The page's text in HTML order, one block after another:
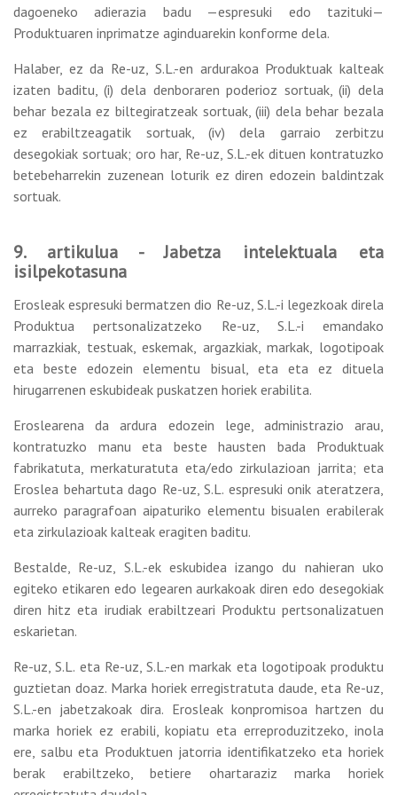
dagoeneko adierazia badu —espresuki edo tazituki—
Produktuaren inprimatze aginduarekin konforme dela.
Halaber, ez da Re-uz, S.L.-en ardurakoa Produktuak kalteak
izaten baditu, (i) dela denboraren poderioz sortuak, (ii) dela
behar bezala ez biltegiratzeak sortuak, (iii) dela behar bezala
ez erabiltzeagatik sortuak, (iv) dela garraio zerbitzu
desegokiak sortuak; oro har, Re-uz, S.L.-ek dituen kontratuzko
betebeharrekin zuzenean loturik ez diren edozein baldintzak
sortuak.
9. artikulua - Jabetza intelektuala eta
isilpekotasuna
Erosleak espresuki bermatzen dio Re-uz, S.L.-i legezkoak direla
Produktua pertsonalizatzeko Re-uz, S.L.-i emandako
marrazkiak, testuak, eskemak, argazkiak, markak, logotipoak
eta beste edozein elementu bisual, eta eta ez dituela
hirugarrenen eskubideak puskatzen horiek erabilita.
Eroslearena da ardura edozein lege, administrazio arau,
kontratuzko manu eta beste hausten bada Produktuak
fabrikatuta, merkaturatuta eta/edo zirkulazioan jarrita; eta
Eroslea behartuta dago Re-uz, S.L. espresuki onik ateratzera,
aurreko paragrafoan aipaturiko elementu bisualen erabilerak
eta zirkulazioak kalteak eragiten baditu.
Bestalde, Re-uz, S.L.-ek eskubidea izango du nahieran uko
egiteko etikaren edo legearen aurkakoak diren edo desegokiak
diren hitz eta irudiak erabiltzeari Produktu pertsonalizatuen
eskarietan.
Re-uz, S.L. eta Re-uz, S.L.-en markak eta logotipoak produktu
guztietan doaz. Marka horiek erregistratuta daude, eta Re-uz,
S.L.-en jabetzakoak dira. Erosleak konpromisoa hartzen du
marka horiek ez erabili, kopiatu eta erreproduzitzeko, inola
ere, salbu eta Produktuen jatorria identifikatzeko eta horiek
berak erabiltzeko, betiere ohartaraziz marka horiek